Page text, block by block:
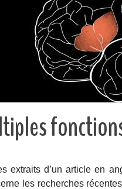
extraits d’un article en
les recherches